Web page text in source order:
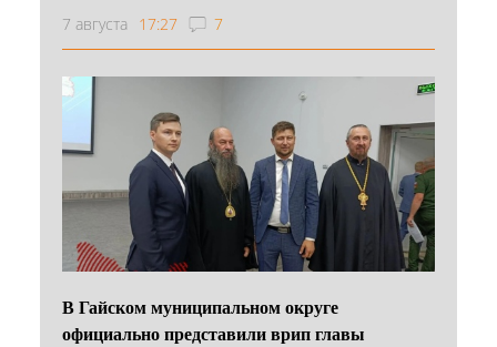
7 августа 17:27 7
В Гайском муниципальном округе
официально представили врип главы